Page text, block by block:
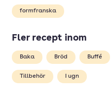
formfranska
Fler recept inom
Baka Bröd Buffé
Tillbehör I ugn